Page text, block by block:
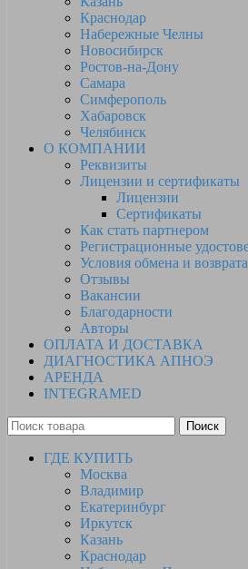
Краснодар
Набережные Челны
Новосибирск
Ростов-на-Дону
Самара
Симферополь
Хабаровск
Челябинск
О КОМПАНИИ
Реквизиты
Лицензии и сертификаты
Лицензии
Сертификаты
Как стать партнером
Регистрационные
Условия обмена и возврата
Отзывы
Вакансии
Благодарности
Авторы
ОПЛАТА И ДОСТАВКА
ДИАГНОСТИКА АПНОЭ
АРЕНДА
INTEGRAMED
Поиск
ГДЕ КУПИТЬ
Москва
Владимир
Екатеринбург
Иркутск
Казань
Краснодар